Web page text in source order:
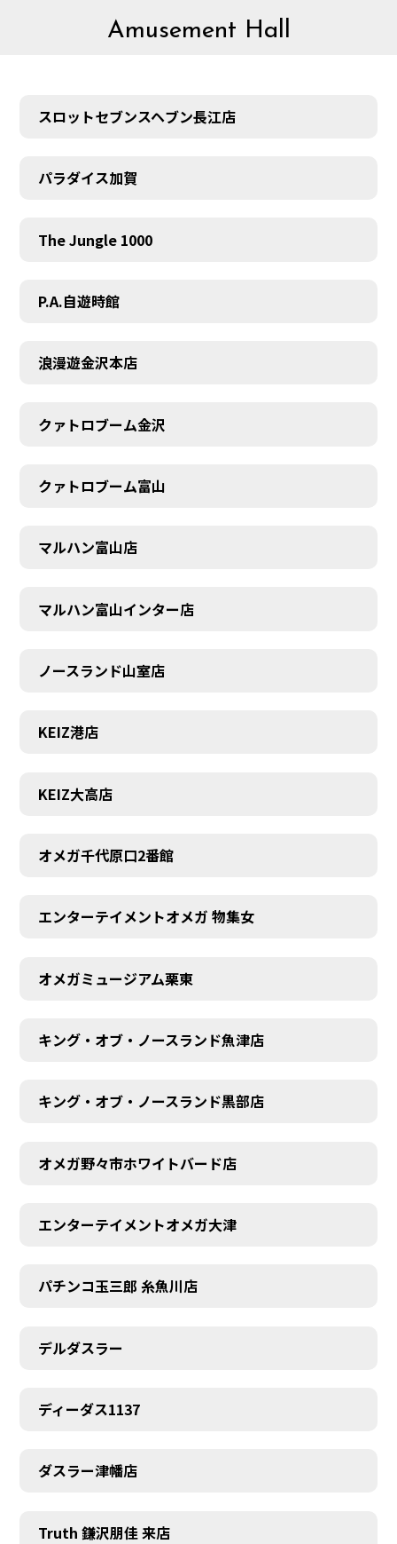
Amusement Hall
スロットセブンスヘブン長江店
パラダイス加賀
The Jungle 1000
P.A.自遊時館
浪漫遊金沢本店
クァトロブーム金沢
クァトロブーム富山
マルハン富山店
マルハン富山インター店
ノースランド山室店
KEIZ港店
KEIZ大高店
オメガ千代原口2番館
エンターテイメントオメガ 物集女
オメガミュージアム栗東
キング・オブ・ノースランド魚津店
キング・オブ・ノースランド黒部店
オメガ野々市ホワイトバード店
エンターテイメントオメガ大津
パチンコ玉三郎 糸魚川店
デルダスラー
ディーダス1137
ダスラー津幡店
Truth 鎌沢朋佳 来店